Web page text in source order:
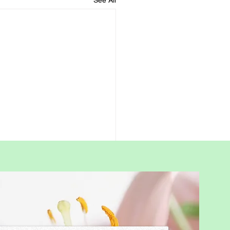
in Hong
Explanation As
we all want the same
for our children to grow up